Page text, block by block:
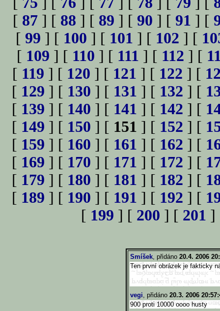
[ 87 ] [ 88 ] [ 89 ] [ 90 ] [ 91 ] [
[ 99 ] [ 100 ] [ 101 ] [ 102 ] [
[ 109 ] [ 110 ] [ 111 ] [ 112 ] [
[ 119 ] [ 120 ] [ 121 ] [ 122 ] [
[ 129 ] [ 130 ] [ 131 ] [ 132 ] [
[ 139 ] [ 140 ] [ 141 ] [ 142 ] [
[ 149 ] [ 150 ] [ 151 ] [ 152 ] [
[ 159 ] [ 160 ] [ 161 ] [ 162 ] [
[ 169 ] [ 170 ] [ 171 ] [ 172 ] [
[ 179 ] [ 180 ] [ 181 ] [ 182 ] [
[ 189 ] [ 190 ] [ 191 ] [ 192 ] [
[ 199 ] [ 200 ] [ 201 ]
Smíšek, přidáno 20.4. 2006
Ten první obrázek je fakticky
vegi, přidáno 20.3. 2006
900 proti 10000 oooo husty